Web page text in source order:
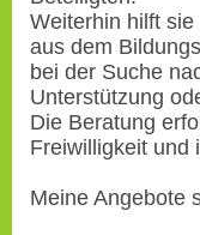
Weiterhin hilft
aus dem
bei der Suche
Unterstützung
Die Beratung
Freiwilligkeit und
Meine Angebote